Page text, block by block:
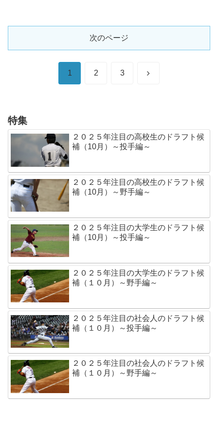
次のページ
1 2 3 次
特集
２０２５年注目の高校生のドラフト候
補（10月）～投手編～
２０２５年注目の高校生のドラフト候
補（10月）～野手編～
２０２５年注目の大学生のドラフト候
補（10月）～投手編～
２０２５年注目の大学生のドラフト候
補（１０月）～野手編～
２０２５年注目の社会人のドラフト候
補（１０月）～投手編～
２０２５年注目の社会人のドラフト候
補（１０月）～野手編～